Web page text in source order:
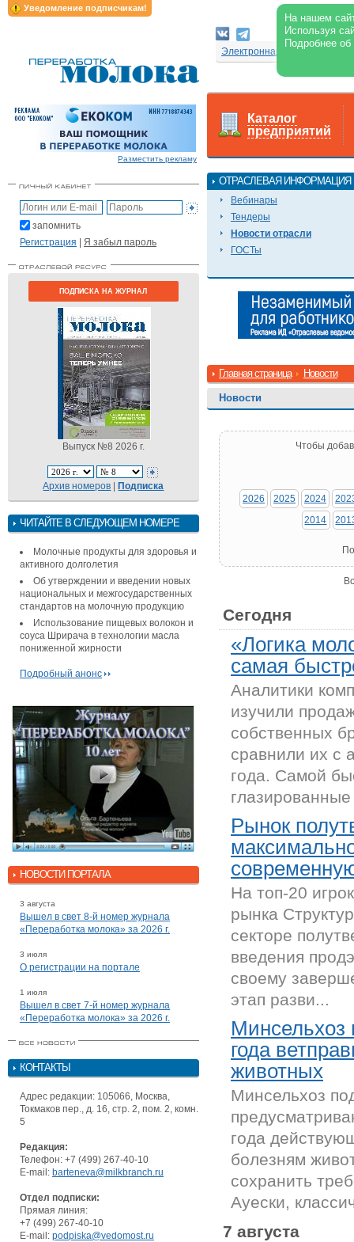
Уведомление подписчикам!
На нашем
Используя
Подробнее
Электронная версия
Разместить рекламу
запомнить
Регистрация | Я забыл пароль
ПОДПИСКА НА ЖУРНАЛ
Выпуск №8 2026 г.
Архив номеров |Подписка
ЧИТАЙТЕ В СЛЕДУЮЩЕМ НОМЕРЕ
Молочные продукты для здоровья и
активного долголетия
Об утверждении и введении новых
национальных и межгосударственных
стандартов на молочную продукцию
Использование пищевых волокон и
соуса Шрирача в технологии масла
пониженной жирности
Подробный анонс
НОВОСТИ ПОРТАЛА
3 августа
Вышел в свет 8-й номер журнала
«Переработка молока» за 2026 г.
3 июля
О регистрации на портале
1 июля
Вышел в свет 7-й номер журнала
«Переработка молока» за 2026 г.
КОНТАКТЫ
Адрес редакции: 105066, Москва,
Токмаков пер., д. 16, стр. 2, пом. 2, комн.
5
Редакция:
Телефон: +7 (499) 267-40-10
E-mail: barteneva@milkbranch.ru
Отдел подписки:
Прямая линия:
+7 (499) 267-40-10
E-mail: podpiska@vedomost.ru
Каталог
предприятий
ОТРАСЛЕВАЯ ИНФОРМАЦИЯ
Вебинары
Тендеры
Новости отрасли
ГОСТы
Главная страница Новости
Новости
Чтобы
2026 2025 2024
2014
Сегодня
«Логика
самая
Аналитики
изучили
собственных
сравнили их с
года. Самой
Рынок
На топ-20
рынка
секторе
введения
своему
этап разви...
Минсельхоз
года
животных
Минсельхоз
года
болезням
сохранить
Ауески,
7 августа